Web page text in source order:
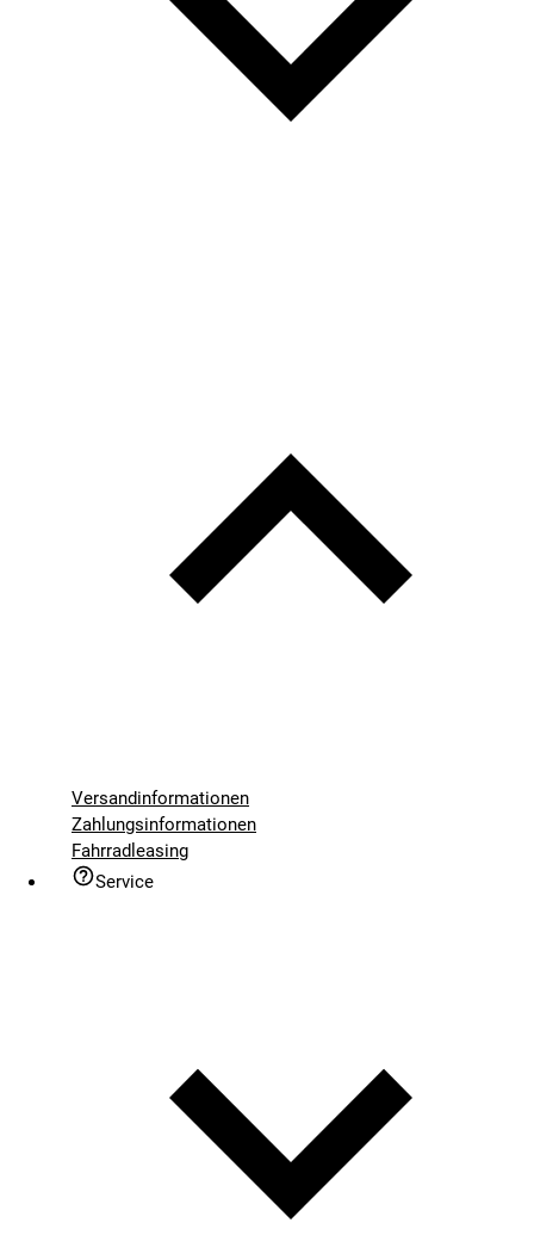
Versandinformationen
Zahlungsinformationen
Fahrradleasing
Service